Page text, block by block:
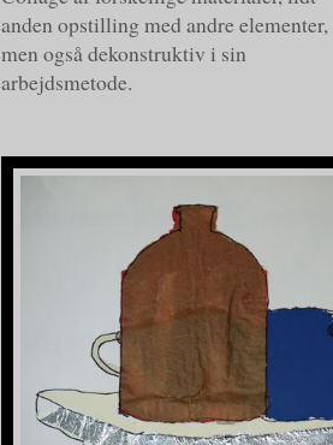
anden opstilling med andre elementer,
men også dekonstruktiv i sin
arbejdsmetode.